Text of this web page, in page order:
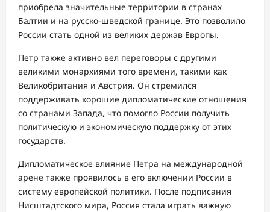
приобрела значительные территории в странах
Балтии и на русско-шведской границе. Это позволило
России стать одной из великих держав Европы.
Петр также активно вел переговоры с другими
великими монархиями того времени, такими как
Великобритания и Австрия. Он стремился
поддерживать хорошие дипломатические отношения
со странами Запада, что помогло России получить
политическую и экономическую поддержку от этих
государств.
Дипломатическое влияние Петра на международной
арене также проявилось в его включении России в
систему европейской политики. После подписания
Нисштадтского мира, Россия стала играть важную